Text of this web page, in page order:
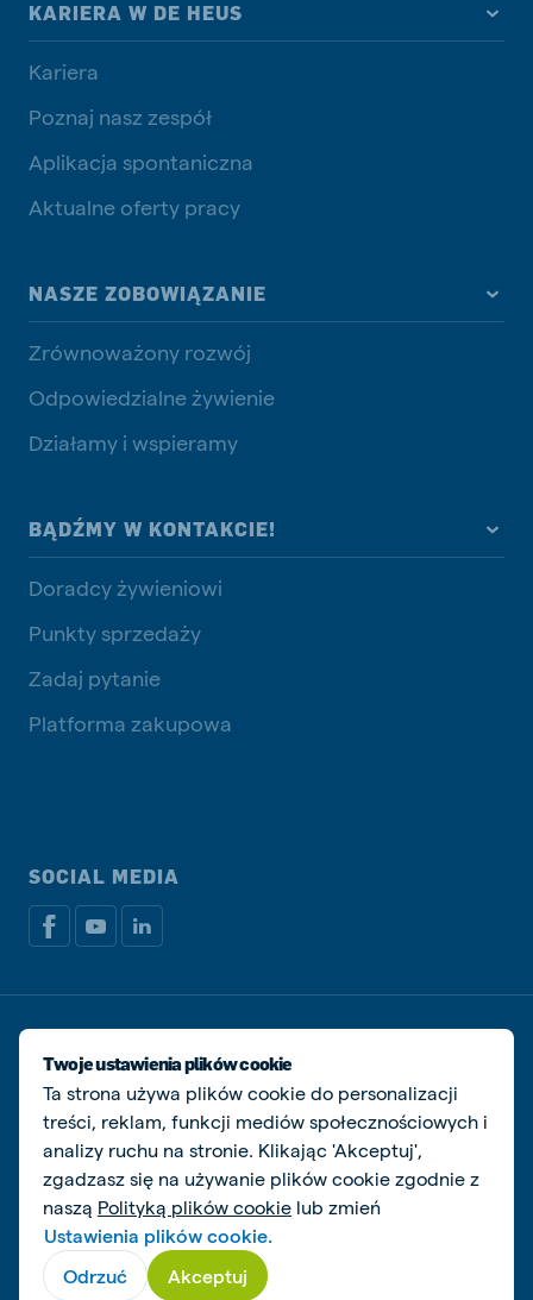
KARIERA W DE HEUS
Kariera
Poznaj nasz zespół
Aplikacja spontaniczna
Aktualne oferty pracy
NASZE ZOBOWIĄZANIE
Zrównoważony rozwój
Odpowiedzialne żywienie
Działamy i wspieramy
BĄDŹMY W KONTAKCIE!
Doradcy żywieniowi
Punkty sprzedaży
Zadaj pytanie
Platforma zakupowa
SOCIAL MEDIA
Polityka prywatności i plików cookie
Zarządzaj ciasteczkami
© De Heus Animal Nutrition
Twoje ustawienia plików cookie
Ta strona używa plików cookie do personalizacji
treści, reklam, funkcji mediów społecznościowych i
analizy ruchu na stronie. Klikając 'Akceptuj',
zgadzasz się na używanie plików cookie zgodnie z
naszą Polityką plików cookie lub zmień
Ustawienia plików cookie.
Odrzuć
Akceptuj